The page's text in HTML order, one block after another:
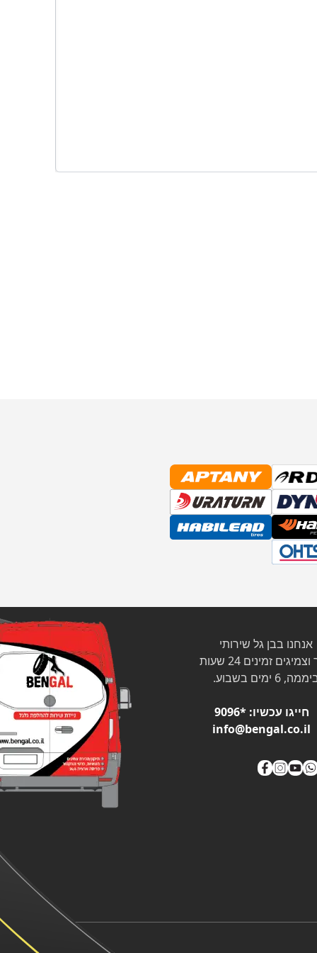
אנחנו בבן גל שירותי
זמינים 24 שעות
6 ימים בשבוע.
חייגו עכשיו:*9096
info@bengal.co.il